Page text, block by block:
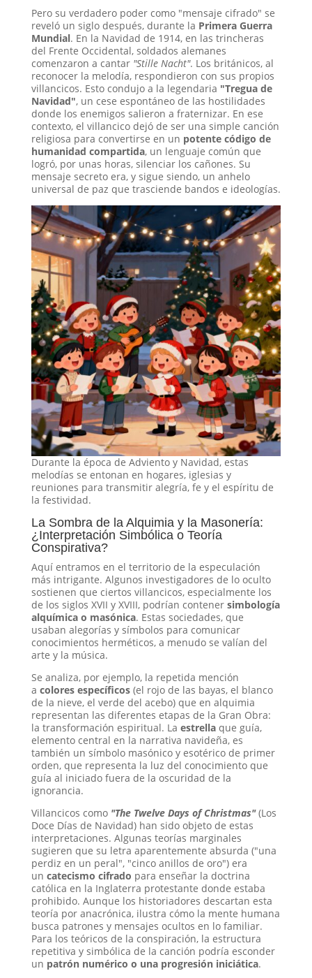
Pero su verdadero poder como "mensaje cifrado" se
reveló un siglo después, durante la Primera Guerra
Mundial. En la Navidad de 1914, en las trincheras
del Frente Occidental, soldados alemanes
comenzaron a cantar "Stille Nacht". Los británicos, al
reconocer la melodía, respondieron con sus propios
villancicos. Esto condujo a la legendaria "Tregua de
Navidad", un cese espontáneo de las hostilidades
donde los enemigos salieron a fraternizar. En ese
contexto, el villancico dejó de ser una simple canción
religiosa para convertirse en un potente código de
humanidad compartida, un lenguaje común que
logró, por unas horas, silenciar los cañones. Su
mensaje secreto era, y sigue siendo, un anhelo
universal de paz que trasciende bandos e ideologías.
Durante la época de Adviento y Navidad, estas
melodías se entonan en hogares, iglesias y
reuniones para transmitir alegría, fe y el espíritu de
la festividad.
La Sombra de la Alquimia y la Masonería:
¿Interpretación Simbólica o Teoría
Conspirativa?
Aquí entramos en el territorio de la especulación
más intrigante. Algunos investigadores de lo oculto
sostienen que ciertos villancicos, especialmente los
de los siglos XVII y XVIII, podrían contener simbología
alquímica o masónica. Estas sociedades, que
usaban alegorías y símbolos para comunicar
conocimientos herméticos, a menudo se valían del
arte y la música.
Se analiza, por ejemplo, la repetida mención
a colores específicos(el rojo de las bayas, el blanco
de la nieve, el verde del acebo) que en alquimia
representan las diferentes etapas de la Gran Obra:
la transformación espiritual. La estrellaque guía,
elemento central en la narrativa navideña, es
también un símbolo masónico y esotérico de primer
orden, que representa la luz del conocimiento que
guía al iniciado fuera de la oscuridad de la
ignorancia.
Villancicos como "The Twelve Days of Christmas"(Los
Doce Días de Navidad) han sido objeto de estas
interpretaciones. Algunas teorías marginales
sugieren que su letra aparentemente absurda ("una
perdiz en un peral", "cinco anillos de oro") era
un catecismo cifrado para enseñar la doctrina
católica en la Inglaterra protestante donde estaba
prohibido. Aunque los historiadores descartan esta
teoría por anacrónica, ilustra cómo la mente humana
busca patrones y mensajes ocultos en lo familiar.
Para los teóricos de la conspiración, la estructura
repetitiva y simbólica de la canción podría esconder
un patrón numérico o una progresión iniciática.